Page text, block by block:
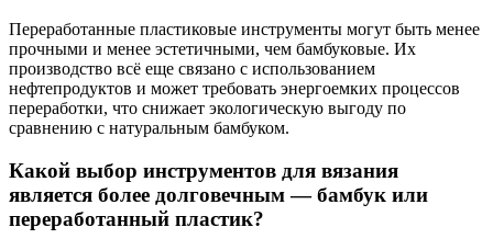
Переработанные пластиковые инструменты могут быть менее
прочными и менее эстетичными, чем бамбуковые. Их
производство всё еще связано с использованием
нефтепродуктов и может требовать энергоемких процессов
переработки, что снижает экологическую выгоду по
сравнению с натуральным бамбуком.
Какой выбор инструментов для вязания
является более долговечным — бамбук или
переработанный пластик?